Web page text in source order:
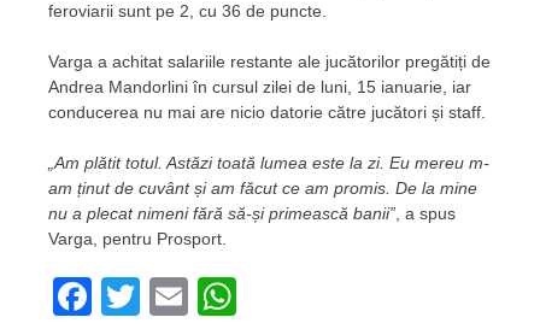
feroviarii sunt pe 2, cu 36 de puncte.
Varga a achitat salariile restante ale jucătorilor pregătiți de
Andrea Mandorlini în cursul zilei de luni, 15 ianuarie, iar
conducerea nu mai are nicio datorie către jucători și staff.
„Am plătit totul. Astăzi toată lumea este la zi. Eu mereu m-
am ținut de cuvânt și am făcut ce am promis. De la mine
nu a plecat nimeni fără să-și primească banii” , a spus
Varga, pentru Prosport.
Facebook
TwitterEmail